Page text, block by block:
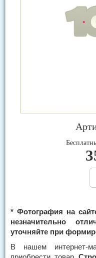
* Фотография на
незначительно
уточняйте при
В нашем интернет-